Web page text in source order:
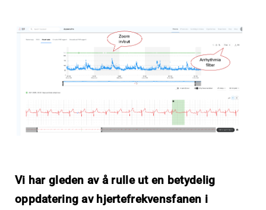
Vi har gleden av å rulle ut en betydelig
oppdatering av hjertefrekvensfanen i